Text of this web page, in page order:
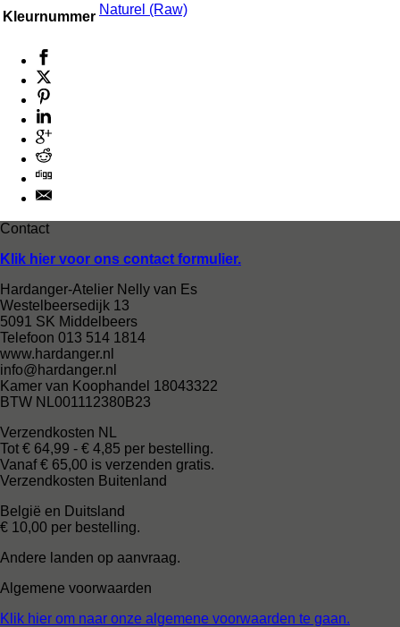
Kleurnummer Naturel (Raw)
Contact
Klik hier voor ons contact formulier.
Hardanger-Atelier Nelly van Es
Westelbeersedijk 13
5091 SK Middelbeers
Telefoon 013 514 1814
www.hardanger.nl
info@hardanger.nl
Kamer van Koophandel 18043322
BTW NL001112380B23
Verzendkosten NL
Tot € 64,99 - € 4,85 per bestelling.
Vanaf € 65,00 is verzenden gratis.
Verzendkosten Buitenland
België en Duitsland
€ 10,00 per bestelling.
Andere landen op aanvraag.
Algemene voorwaarden
Klik hier om naar onze algemene voorwaarden te gaan.